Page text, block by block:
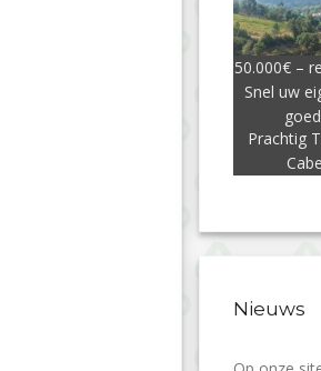
50.000€ –
Snel uw
Prachtig
Nieuws